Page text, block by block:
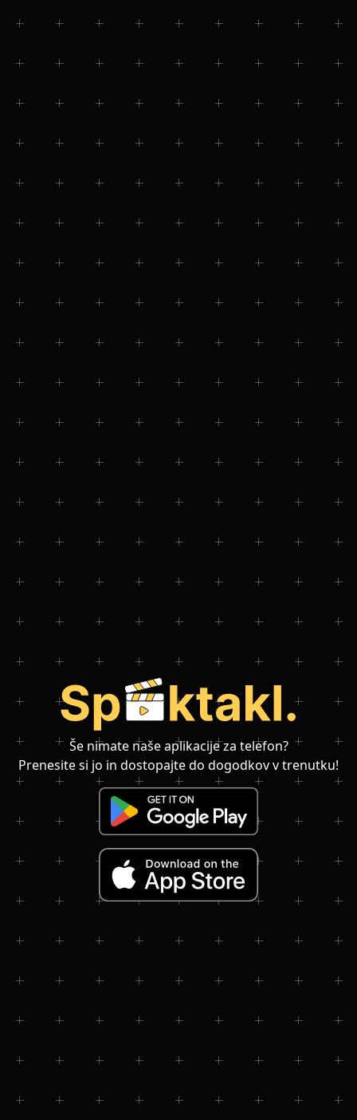
Še nimate naše aplikacije za telefon?
Prenesite si jo in dostopajte do dogodkov v trenutku!